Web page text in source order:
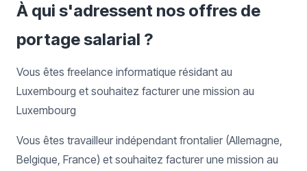
À qui s'adressent nos offres de
portage salarial ?
Vous êtes freelance informatique résidant au
Luxembourg et souhaitez facturer une mission au
Luxembourg
Vous êtes travailleur indépendant frontalier (Allemagne,
Belgique, France) et souhaitez facturer une mission au